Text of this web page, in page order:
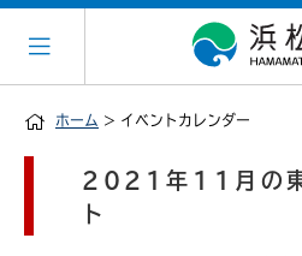
ホーム > イベントカレンダー
2021年11月の東
ト